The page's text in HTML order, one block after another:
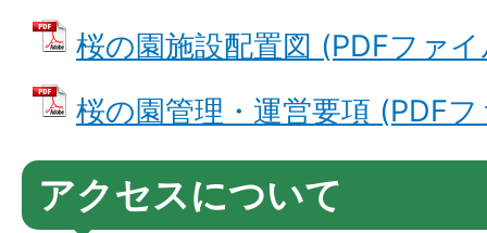
桜の園施設配置図 (PDFファ
桜の園管理・運営要項 (PDF
アクセスについて